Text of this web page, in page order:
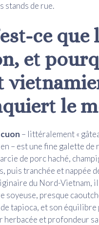
stands de rue.
ce que
et
le
– littéralement «
– est une fine galette de
de porc haché,
puis tranchée et nappée
du Nord-Vietnam,
soyeuse, presque
tapioca, et son
herbacée et profondeur